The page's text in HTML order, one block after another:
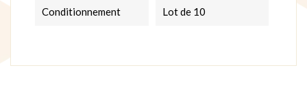
Conditionnement Lot de 10